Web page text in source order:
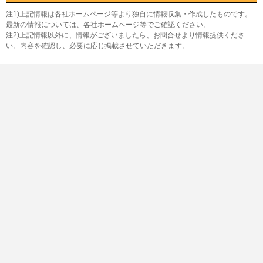
注1)上記情報は各社ホームページ等より独自に情報収集・作成したものです。
最新の情報については、各社ホームページ等でご確認ください。
注2)上記情報以外に、情報がございましたら、お問合せより情報提供くださ
い。内容を確認し、必要に応じ掲載させていただきます。